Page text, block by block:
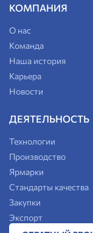
КОМПАНИЯ
О нас
Команда
Наша история
Карьера
Новости
ДЕЯТЕЛЬНОСТЬ
Технологии
Производство
Ярмарки
Стандарты качества
Закупки
Экспорт